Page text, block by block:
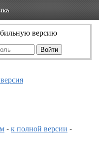
версию
-к полной версии -